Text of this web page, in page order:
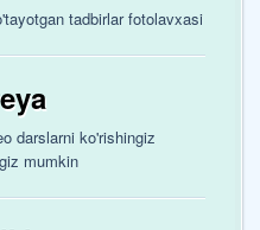
tadbirlar fotolavxasi
darslarni ko'rishingiz
mumkin